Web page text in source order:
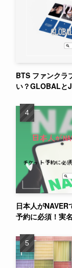
BTS ファンクラ
い？GLOBALと
日本人がNAVER
予約に必須！実